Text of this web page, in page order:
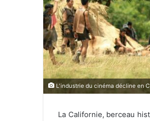
l
L'industrie du cinéma décline en
La Californie, berceau